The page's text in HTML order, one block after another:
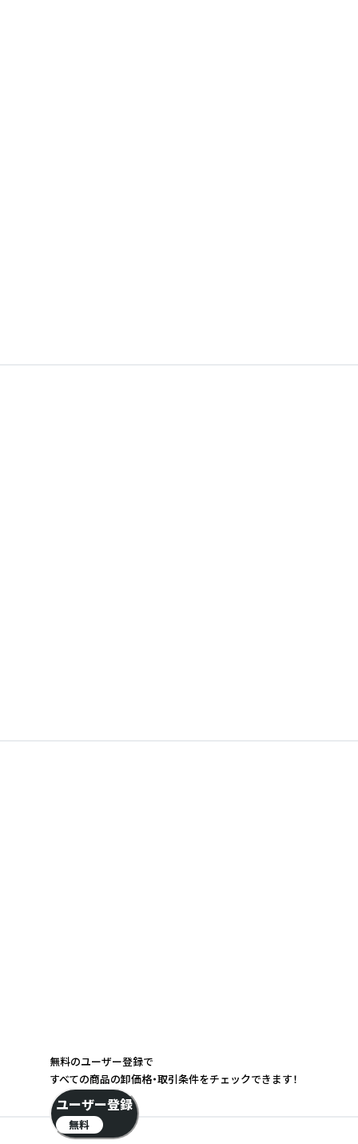
無料のユーザー登録で
すべての商品の卸価格・取引条件をチェックできます！
ユーザー登録
無料